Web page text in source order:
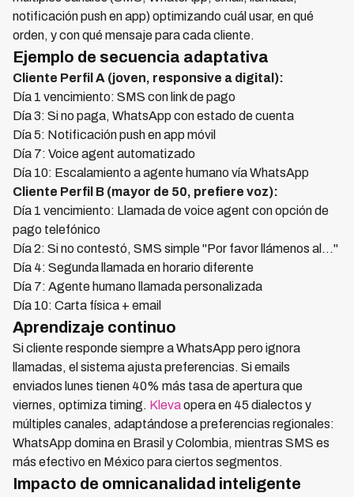
notificación push en app) optimizando cuál usar, en qué
orden, y con qué mensaje para cada cliente.
Ejemplo de secuencia adaptativa
Cliente Perfil A (joven, responsive a digital):
Día 1 vencimiento: SMS con link de pago
Día 3: Si no paga, WhatsApp con estado de cuenta
Día 5: Notificación push en app móvil
Día 7: Voice agent automatizado
Día 10: Escalamiento a agente humano vía WhatsApp
Cliente Perfil B (mayor de 50, prefiere voz):
Día 1 vencimiento: Llamada de voice agent con opción de
pago telefónico
Día 2: Si no contestó, SMS simple "Por favor llámenos al..."
Día 4: Segunda llamada en horario diferente
Día 7: Agente humano llamada personalizada
Día 10: Carta física + email
Aprendizaje continuo
Si cliente responde siempre a WhatsApp pero ignora
llamadas, el sistema ajusta preferencias. Si emails
enviados lunes tienen 40% más tasa de apertura que
viernes, optimiza timing. Klevaopera en 45 dialectos y
múltiples canales, adaptándose a preferencias regionales:
WhatsApp domina en Brasil y Colombia, mientras SMS es
más efectivo en México para ciertos segmentos.
Impacto de omnicanalidad inteligente